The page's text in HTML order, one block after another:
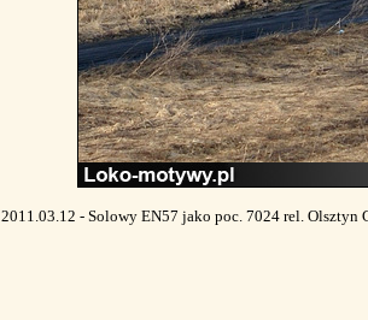
2011.03.12 - Solowy EN57 jako poc. 7024 rel. Olsztyn